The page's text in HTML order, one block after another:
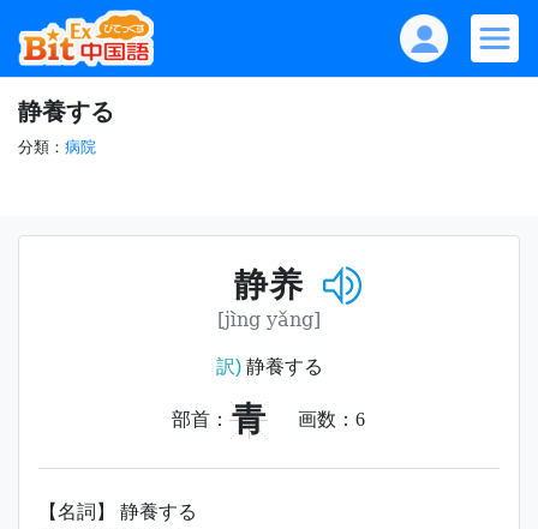
静養する
分類： 病院
静养
[jìng yǎng]
訳)静養する
部首： 青 画数： 6
【名詞】 静養する